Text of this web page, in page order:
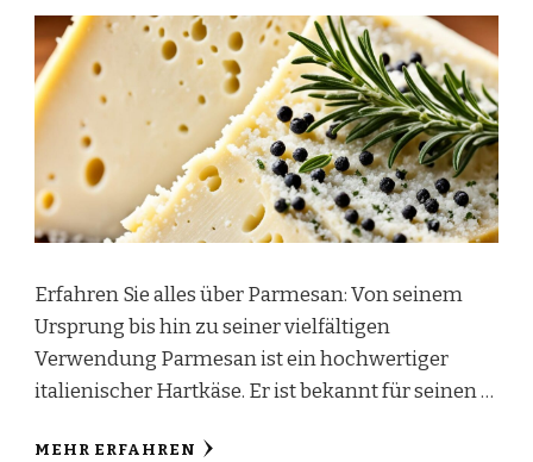
Erfahren Sie alles über Parmesan: Von seinem
Ursprung bis hin zu seiner vielfältigen
Verwendung Parmesan ist ein hochwertiger
italienischer Hartkäse. Er ist bekannt für seinen …
MEHR ERFAHREN